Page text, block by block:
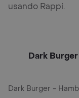
usando Rappi.
Dark
Dark Burger -